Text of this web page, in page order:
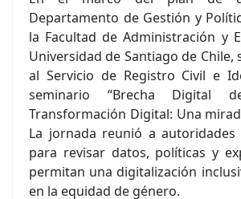
Departamento de Gestión y
la Facultad de Administración y
Universidad de Santiago de Chile,
al Servicio de Registro Civil e
seminario “Brecha Digital
Transformación Digital: Una
La jornada reunió a autoridades
para revisar datos, políticas y
permitan una digitalización
en la equidad de género.